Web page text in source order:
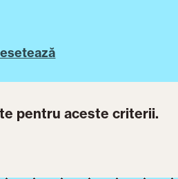
pentru aceste criterii.